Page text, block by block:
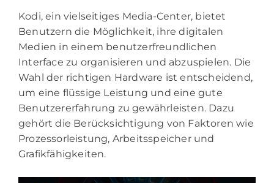
Kodi, ein vielseitiges Media-Center, bietet
Benutzern die Möglichkeit, ihre digitalen
Medien in einem benutzerfreundlichen
Interface zu organisieren und abzuspielen. Die
Wahl der richtigen Hardware ist entscheidend,
um eine flüssige Leistung und eine gute
Benutzererfahrung zu gewährleisten. Dazu
gehört die Berücksichtigung von Faktoren wie
Prozessorleistung, Arbeitsspeicher und
Grafikfähigkeiten.